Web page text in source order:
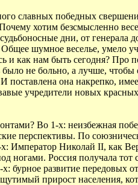
славных победных
хотим безсмысленно
дни, от генерала
шумное веселье, умело
и как нам быть сегодня? Про
не больно, а лучше, чтобы
она накрепко,
учредители новых
Во 1-х: неизбежная
перспективы. По
Император Николай II, как
ногами. Россия получала тот
бурное развитие передовых
прирост населения,